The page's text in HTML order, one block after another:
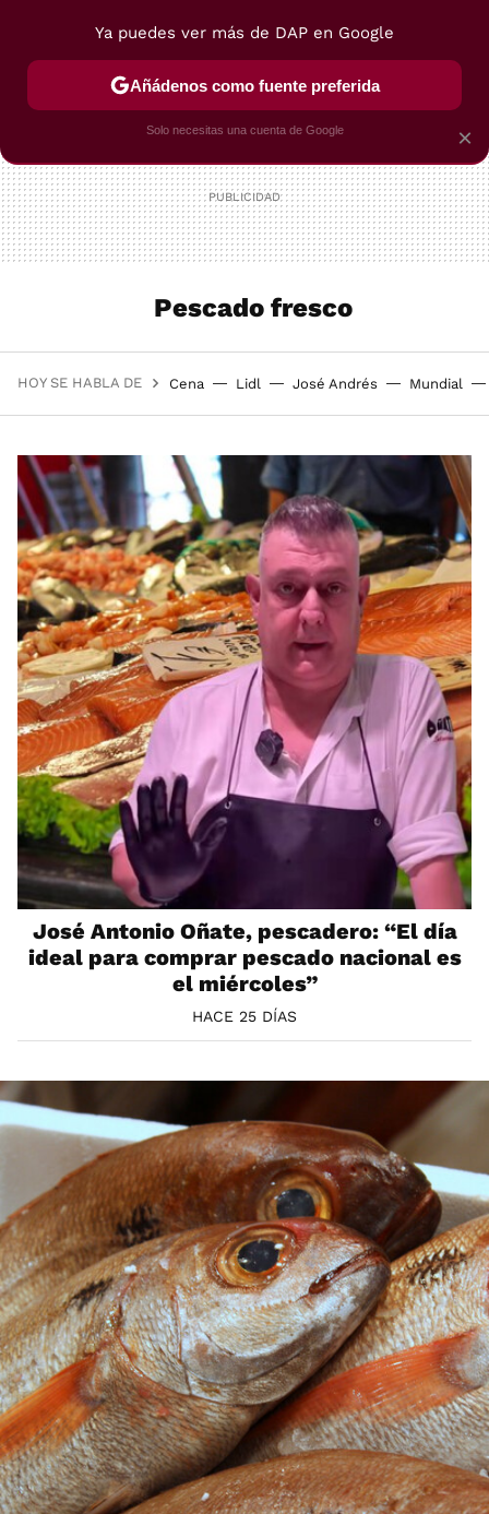
POSTRES VIAJES SELECCIÓN VEGUI
Pescado fresco
HOY SE HABLA DE Cena Lidl José Andrés Mundial
José Antonio Oñate, pescadero: “El día
ideal para comprar pescado nacional es
el miércoles”
HACE 25 DÍAS
×
Ya puedes ver más de DAP en Google
Añádenos como fuente preferida
Solo necesitas una cuenta de Google